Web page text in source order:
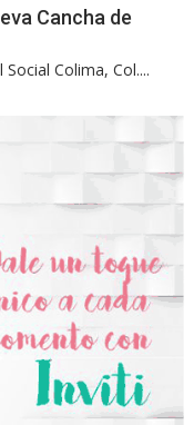
Cancha de
Colima, Col....